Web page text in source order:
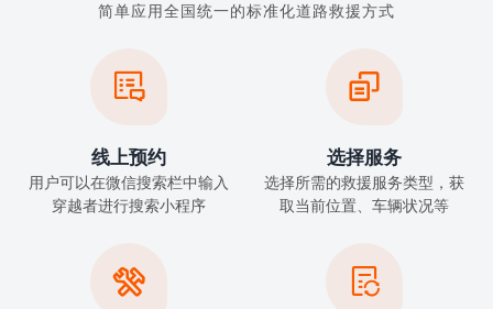
简单应用全国统一的标准化道路救援方式

线上预约
用户可以在微信搜索栏中输入
穿越者进行搜索小程序

选择服务
选择所需的救援服务类型，获
取当前位置、车辆状况等
 